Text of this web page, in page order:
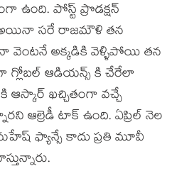
ఉంది. పోస్ట్ ప్రొడక్షన్
అయినా సరే రాజమౌళి తన
వెంటనే అక్కడికి వెళ్ళిపోయి తన
గ్లోబల్ ఆడియన్స్ కి చేరేలా
ఆస్కార్ ఖచ్చితంగా వచ్చే
ఆల్రెడీ టాక్ ఉంది. ఏప్రిల్ నెల
మహేష్ ఫ్యాన్సే కాదు ప్రతి మూవీ